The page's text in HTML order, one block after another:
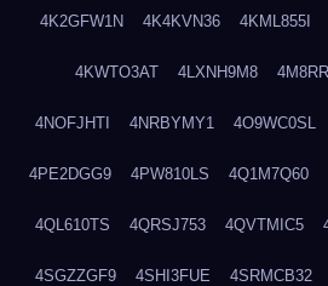
4K2GFW1N 4K4KVN36 4KML855I
4KWTO3AT 4LXNH9M8
4NOFJHTI 4NRBYMY1 4O9WC0SL
4PE2DGG9 4PW810LS 4Q1M7Q60
4QL610TS 4QRSJ753 4QVTMIC5
4SGZZGF9 4SHI3FUE 4SRMCB32